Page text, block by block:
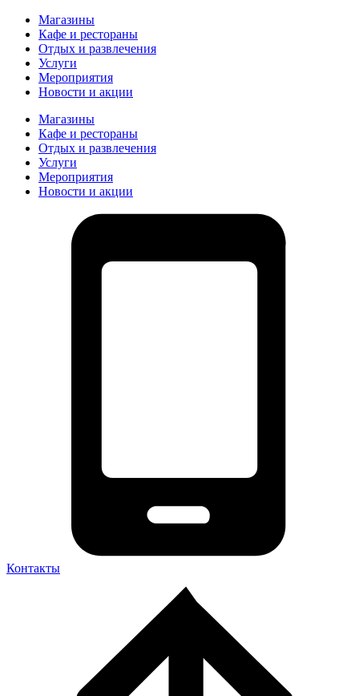
Магазины
Кафе и рестораны
Отдых и развлечения
Услуги
Мероприятия
Новости и акции
Магазины
Кафе и рестораны
Отдых и развлечения
Услуги
Мероприятия
Новости и акции
Контакты